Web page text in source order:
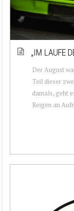
„IM LAUFE
Der August
Teil dieser
damals, geht
Reigen an